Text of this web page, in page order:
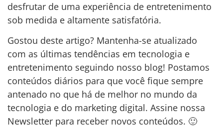
desfrutar de uma experiência de entretenimento
sob medida e altamente satisfatória.
Gostou deste artigo? Mantenha-se atualizado
com as últimas tendências em tecnologia e
entretenimento seguindo nosso blog! Postamos
conteúdos diários para que você fique sempre
antenado no que há de melhor no mundo da
tecnologia e do marketing digital. Assine nossa
Newsletter para receber novos conteúdos. 🙂